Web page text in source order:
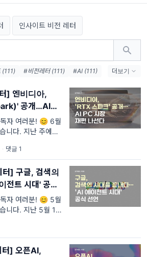
인사이트 비전 레터
(111) #비전레터 (111)
#AI (111)
#엔비디아 (36)
#메타 (36)
(33)
#AI혁신 (33)
#데이터센터 (31)
(31)
#AI윤리 (31)
더보기
] 엔비디아,
공개…AI
자 여러분! 😊 6월
니다. 지난 주에는
의 흐름을
· 댓글 1
] 구글, 검색의
전트 시대' 공식
자 여러분! 😊 5월
니다. 지난 5월 19
가
] 오픈AI,